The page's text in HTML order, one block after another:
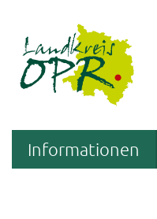
Informationen